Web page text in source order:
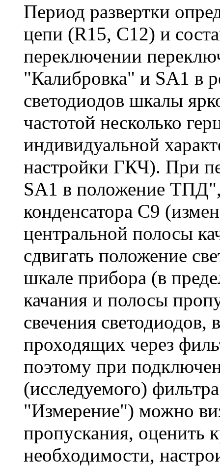
Период развертки
цепи (R15, С12) и
переключении
"Калибровка" и SA1
светодиодов шкалы
частотой несколько
индивидуальной
настройки ГКЧ). При
SA1 в положение
конденсатора С9
центральной полосы
сдвигать положение
шкале прибора (в
качания и полосы
свечения светодиодов,
проходящих через
поэтому при
(исследуемого)
"Измерение") можно
пропускания, оценить
необходимости,